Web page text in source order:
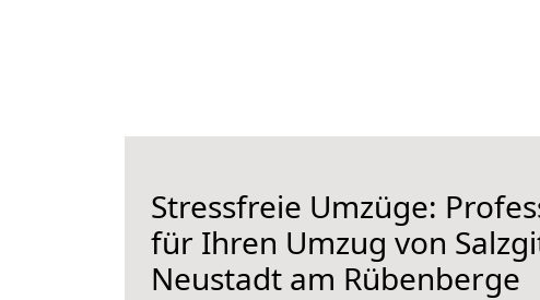
Stressfreie Umzüge:
für Ihren Umzug von
Neustadt am Rübenberge